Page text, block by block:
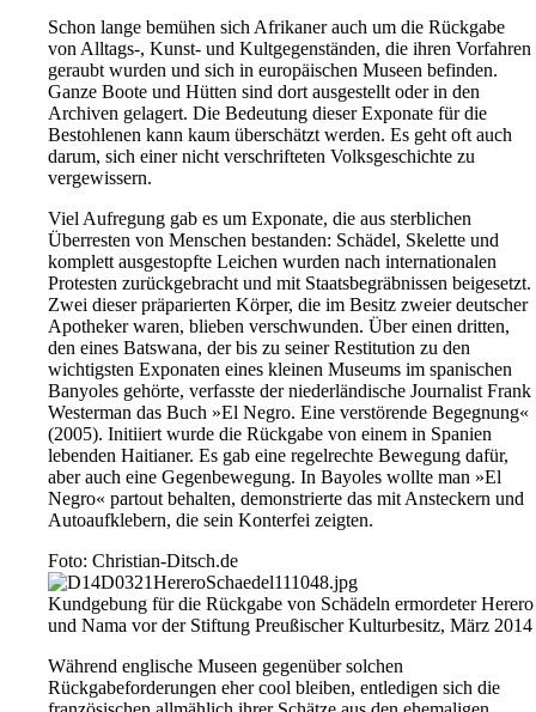
Schon lange bemühen sich Afrikaner auch um die Rückgabe
von Alltags-, Kunst- und Kultgegenständen, die ihren Vorfahren
geraubt wurden und sich in europäischen Museen befinden.
Ganze Boote und Hütten sind dort ausgestellt oder in den
Archiven gelagert. Die Bedeutung dieser Exponate für die
Bestohlenen kann kaum überschätzt werden. Es geht oft auch
darum, sich einer nicht verschrifteten Volksgeschichte zu
vergewissern.
Viel Aufregung gab es um Exponate, die aus sterblichen
Überresten von Menschen bestanden: Schädel, Skelette und
komplett ausgestopfte Leichen wurden nach internationalen
Protesten zurückgebracht und mit Staatsbegräbnissen beigesetzt.
Zwei dieser präparierten Körper, die im Besitz zweier deutscher
Apotheker waren, blieben verschwunden. Über einen dritten,
den eines Batswana, der bis zu seiner Restitution zu den
wichtigsten Exponaten eines kleinen Museums im spanischen
Banyoles gehörte, verfasste der niederländische Journalist Frank
Westerman das Buch »El Negro. Eine verstörende Begegnung«
(2005). Initiiert wurde die Rückgabe von einem in Spanien
lebenden Haitianer. Es gab eine regelrechte Bewegung dafür,
aber auch eine Gegenbewegung. In Bayoles wollte man »El
Negro« partout behalten, demonstrierte das mit Ansteckern und
Autoaufklebern, die sein Konterfei zeigten.
Foto: Christian-Ditsch.de
Kundgebung für die Rückgabe von Schädeln ermordeter Herero
und Nama vor der Stiftung Preußischer Kulturbesitz, März 2014
Während englische Museen gegenüber solchen
Rückgabeforderungen eher cool bleiben, entledigen sich die